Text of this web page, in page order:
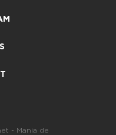
- Mania de